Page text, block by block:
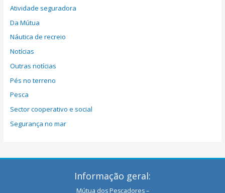
Atividade seguradora
Da Mútua
Náutica de recreio
Notícias
Outras notícias
Pés no terreno
Pesca
Sector cooperativo e social
Segurança no mar
Informação geral:
Mútua dos Pescadores –